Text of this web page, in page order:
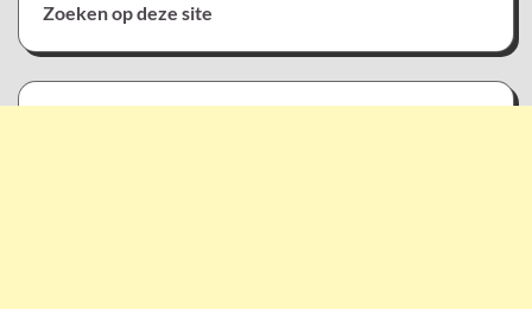
Zoeken op deze site